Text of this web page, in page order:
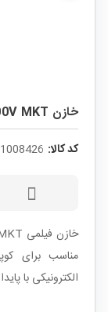
خازن 900nF / 100V MKT
کد کالا:
مناسب برای
الکترونیکی با